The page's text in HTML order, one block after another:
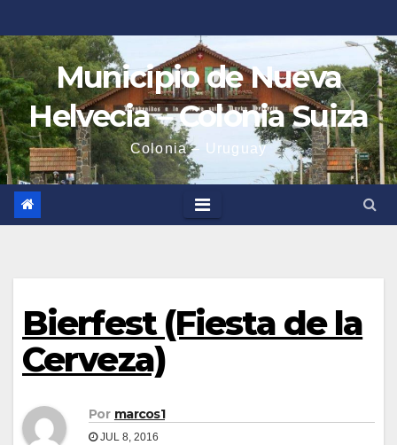
al
contenidoMunicipio de Nueva
Helvecia – Colonia Suiza
Colonia – Uruguay
Bierfest (Fiesta de la
Cerveza)
Por marcos1
JUL 8, 2016